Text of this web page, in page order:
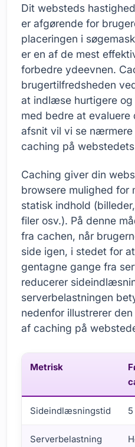
Dit websteds
er afgørende for
placeringen i
er en af de mest
forbedre ydeevnen.
brugertilfredsheden
at indlæse hurtigere
med bedre at
afsnit vil vi se
caching på
Caching giver din
browsere mulighed for
statisk indhold
filer osv.). På denne
fra cachen, når
side igen, i stedet for
gentagne gange fra
reducerer
serverbelastningen
nedenfor illustrerer
af caching på
Metrisk
Sideindlæsningstid
Serverbelastning